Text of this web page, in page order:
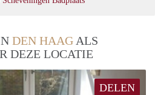
DEN HAAG ALS
DEZE LOCATIE
DELEN